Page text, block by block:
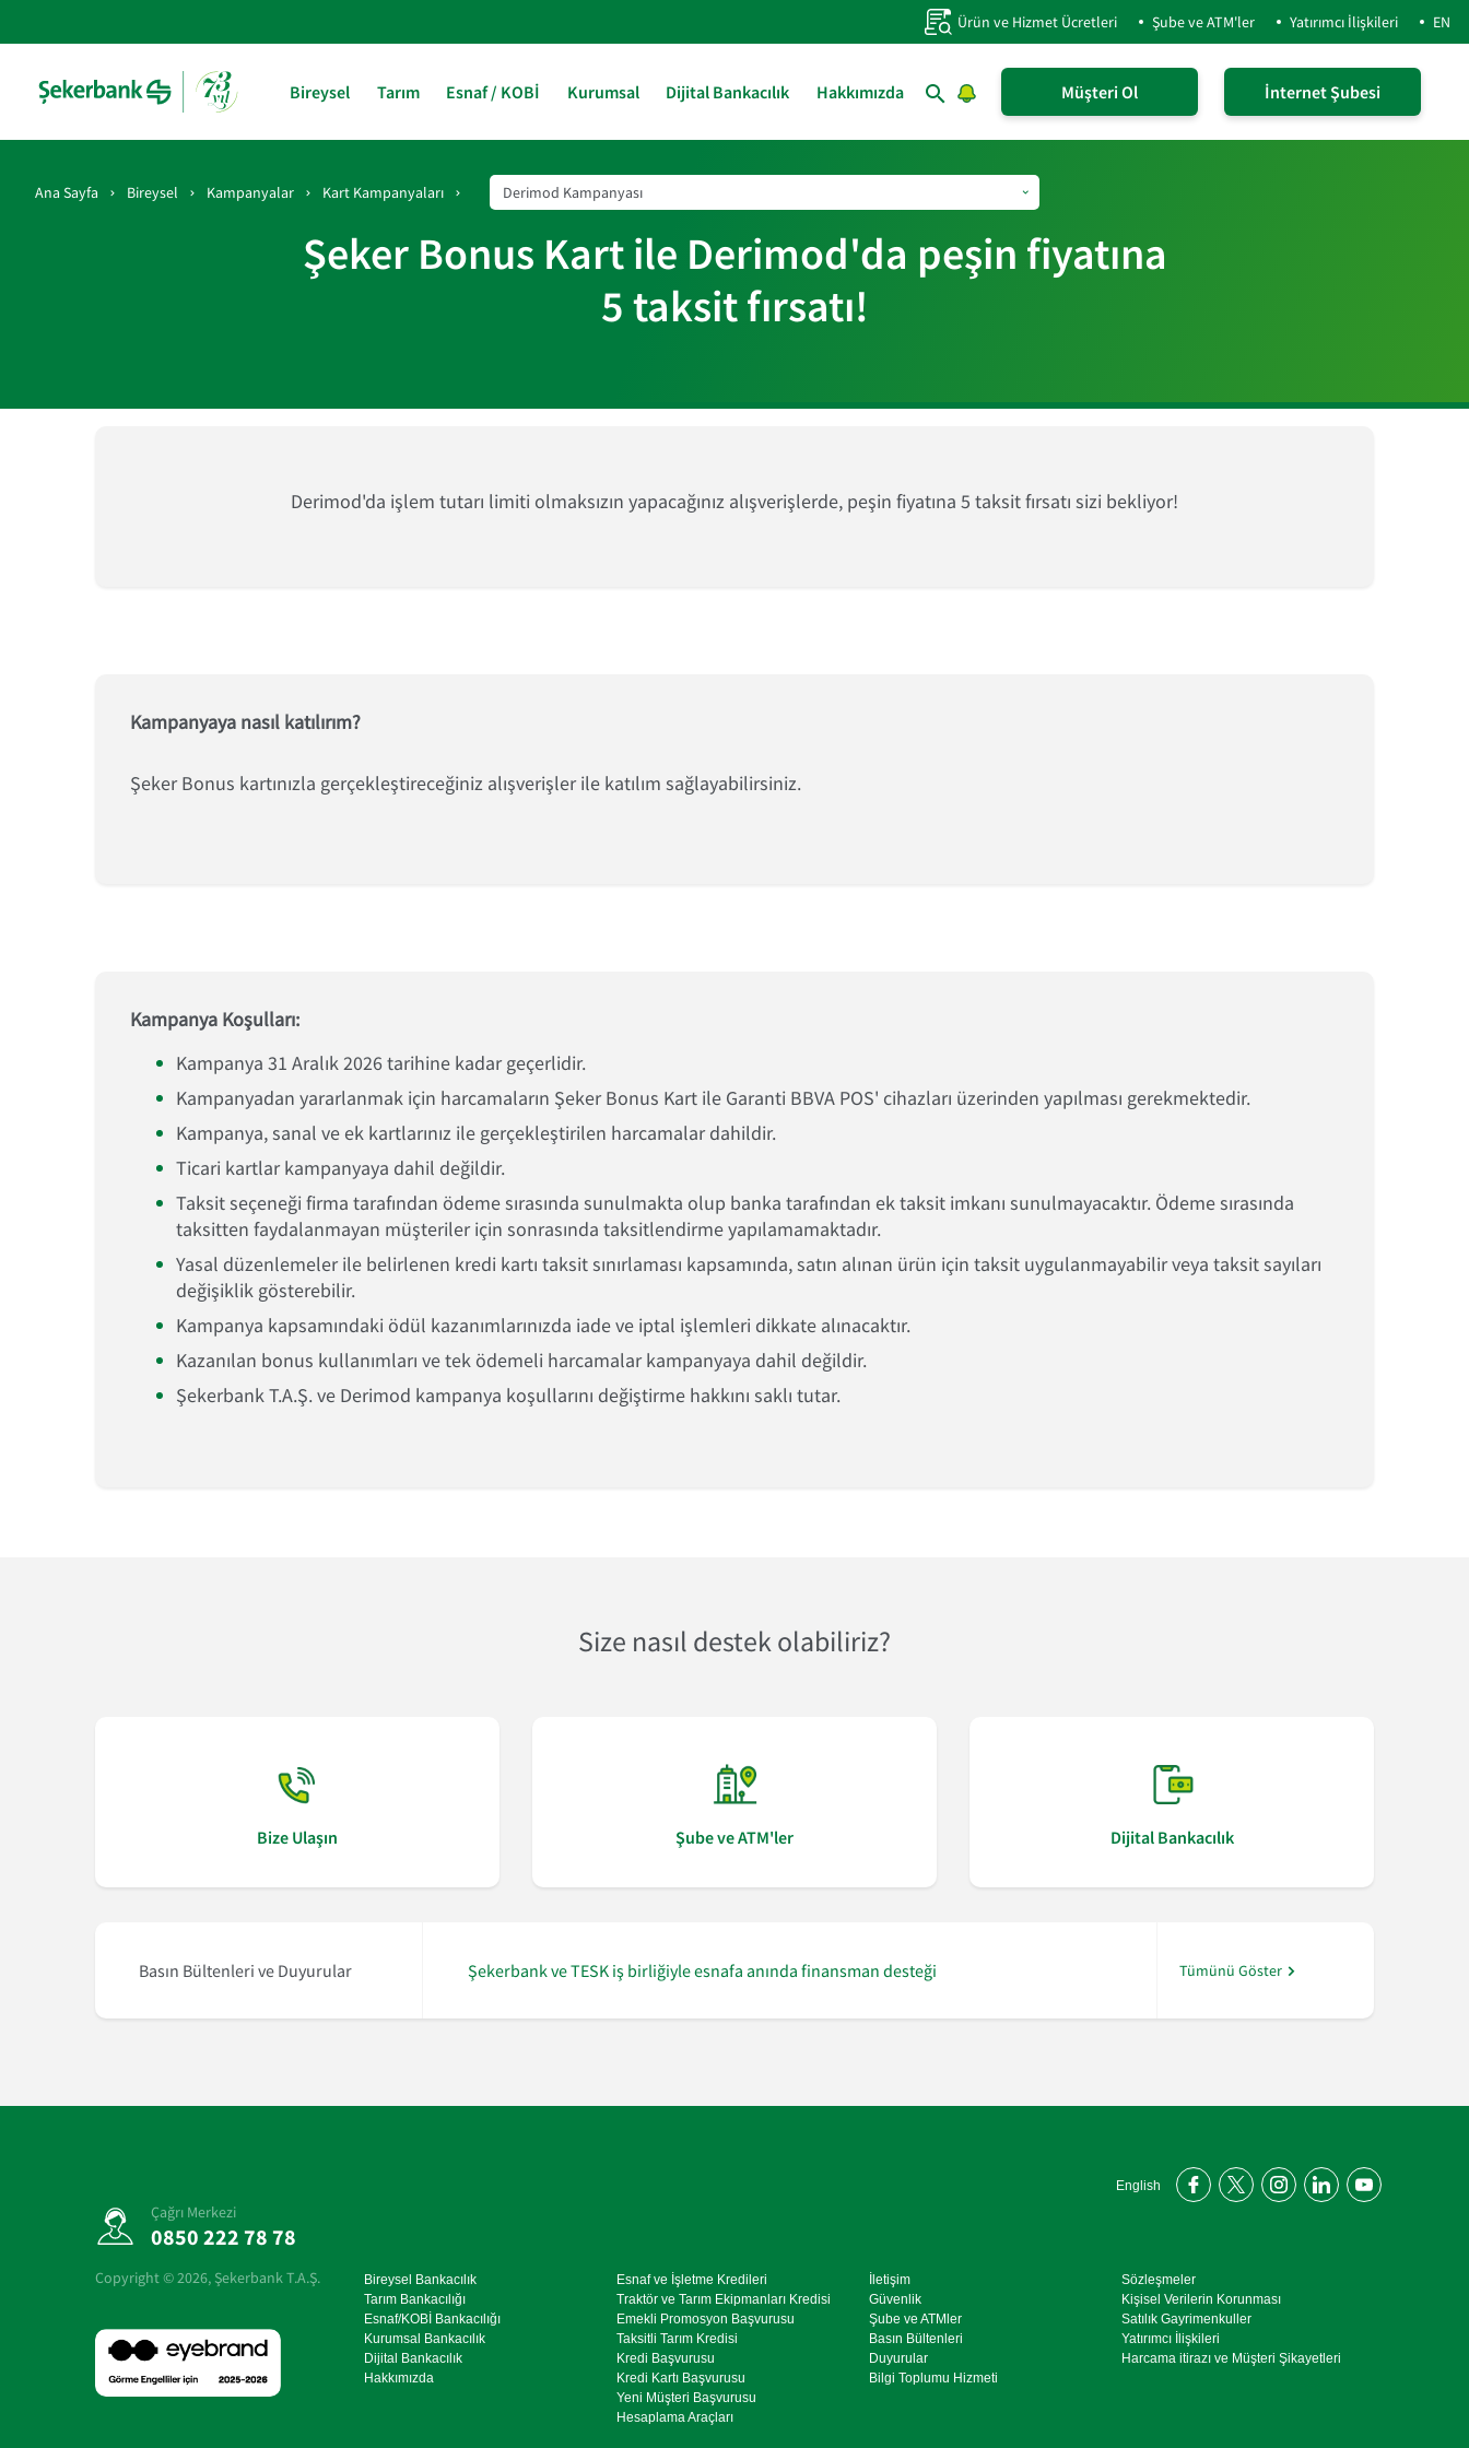
Ürün ve Hizmet Ücretleri Şube ve ATM'ler Yatırımcı İlişkileri EN
Bireysel Tarım Esnaf / KOBİ Kurumsal Dijital Bankacılık Hakkımızda Müşteri Ol İnternet Şubesi
Ana Sayfa Bireysel Kampanyalar Kart Kampanyaları
Şeker Bonus Kart ile Derimod'da peşin fiyatına
5 taksit fırsatı!
Derimod'da işlem tutarı limiti olmaksızın yapacağınız alışverişlerde, peşin fiyatına 5 taksit fırsatı sizi bekliyor!
Kampanyaya nasıl katılırım?
Şeker Bonus kartınızla gerçekleştireceğiniz alışverişler ile katılım sağlayabilirsiniz.
Kampanya Koşulları:
Kampanya 31 Aralık 2026 tarihine kadar geçerlidir.
Kampanyadan yararlanmak için harcamaların Şeker Bonus Kart ile Garanti BBVA POS' cihazları üzerinden yapılması gerekmektedir.
Kampanya, sanal ve ek kartlarınız ile gerçekleştirilen harcamalar dahildir.
Ticari kartlar kampanyaya dahil değildir.
Taksit seçeneği firma tarafından ödeme sırasında sunulmakta olup banka tarafından ek taksit imkanı sunulmayacaktır. Ödeme sırasında
taksitten faydalanmayan müşteriler için sonrasında taksitlendirme yapılamamaktadır.
Yasal düzenlemeler ile belirlenen kredi kartı taksit sınırlaması kapsamında, satın alınan ürün için taksit uygulanmayabilir veya taksit sayıları
değişiklik gösterebilir.
Kampanya kapsamındaki ödül kazanımlarınızda iade ve iptal işlemleri dikkate alınacaktır.
Kazanılan bonus kullanımları ve tek ödemeli harcamalar kampanyaya dahil değildir.
Şekerbank T.A.Ş. ve Derimod kampanya koşullarını değiştirme hakkını saklı tutar.
Size nasıl destek olabiliriz?
Bize Ulaşın Şube ve ATM'ler Dijital Bankacılık
Basın Bültenleri ve Duyurular
Avrupa Fonu EFSE’den 50 milyon euroluk yeni kaynak Şekerbank ve TESK iş birliğiyle esnafa anında finansman desteği “Şekerbank Fon 360” ile yatırım fonları Şeker
Tümünü Göster
English
Çağrı Merkezi
0850 222 78 78
Copyright ©2026, Şekerbank T.A.Ş.
Bireysel Bankacılık
Tarım Bankacılığı
Esnaf/KOBİ Bankacılığı
Kurumsal Bankacılık
Dijital Bankacılık
Hakkımızda
Esnaf ve İşletme Kredileri
Traktör ve Tarım Ekipmanları Kredisi
Emekli Promosyon Başvurusu
Taksitli Tarım Kredisi
Kredi Başvurusu
Kredi Kartı Başvurusu
Yeni Müşteri Başvurusu
Hesaplama Araçları
İletişim
Güvenlik
Şube ve ATMler
Basın Bültenleri
Duyurular
Bilgi Toplumu Hizmeti
Sözleşmeler
Kişisel Verilerin Korunması
Satılık Gayrimenkuller
Yatırımcı İlişkileri
Harcama itirazı ve Müşteri Şikayetleri